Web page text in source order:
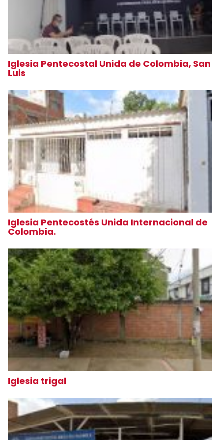
Iglesia Pentecostal Unida de Colombia, San
Luis
Iglesia Pentecostés Unida Internacional de
Colombia.
Iglesia trigal